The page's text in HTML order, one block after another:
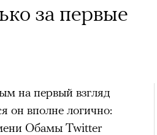
за первые
на первый взгляд
он вполне логично:
Обамы Twitter